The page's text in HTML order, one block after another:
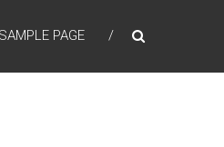
SAMPLE PAGE